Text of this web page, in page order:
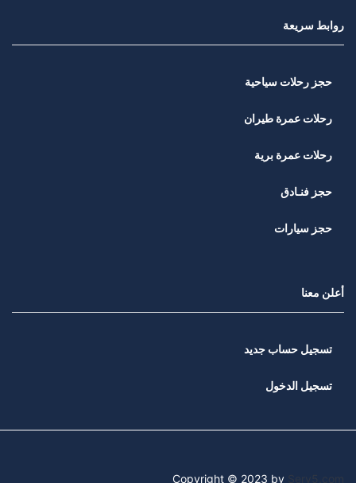
روابط سريعة
حجز رحلات سياحية
رحلات عمرة طيران
رحلات عمرة برية
حجز فنـادق
حجز سيارات
أعلن معنا
تسجيل حساب جديد
تسجيل الدخول
Copyright © 2023 by